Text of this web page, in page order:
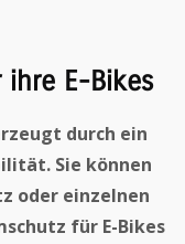
ihre E-Bikes
durch ein
Sie können
oder einzelnen
für E-Bikes